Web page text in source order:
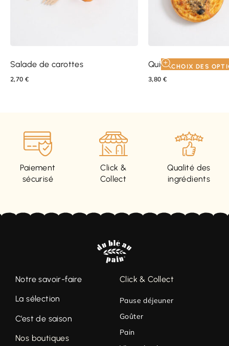
Salade de carottes
2,70 €
Quiche de la mer
3,80 €
CHOIX DES
Paiement
sécurisé
Click &
Collect
Qualité des
ingrédients
Notre savoir-faire
La sélection
C’est de saison
Nos boutiques
Click & Collect
Pause déjeuner
Goûter
Pain